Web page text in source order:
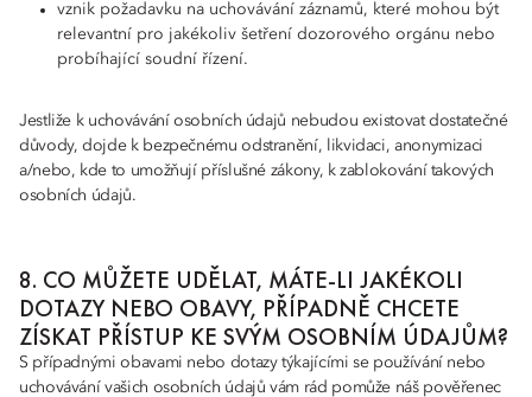
vznik požadavku na uchovávání záznamů, které mohou být
relevantní pro jakékoliv šetření dozorového orgánu nebo
probíhající soudní řízení.
Jestliže k uchovávání osobních údajů nebudou existovat dostatečné
důvody, dojde k bezpečnému odstranění, likvidaci, anonymizaci
a/nebo, kde to umožňují příslušné zákony, k zablokování takových
osobních údajů.
8. CO MŮŽETE UDĚLAT, MÁTE-LI JAKÉKOLI
DOTAZY NEBO OBAVY, PŘÍPADNĚ CHCETE
ZÍSKAT PŘÍSTUP KE SVÝM OSOBNÍM ÚDAJŮM?
S případnými obavami nebo dotazy týkajícími se používání nebo
uchovávání vašich osobních údajů vám rád pomůže náš pověřenec